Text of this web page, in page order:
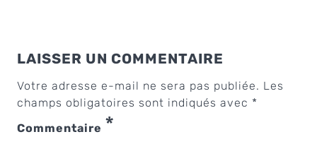
LAISSER UN COMMENTAIRE
Votre adresse e-mail ne sera pas publiée. Les
champs obligatoires sont indiqués avec *
Commentaire *